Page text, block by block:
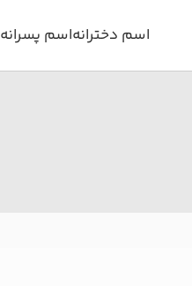
اسم دخترانهاسم پسرانه